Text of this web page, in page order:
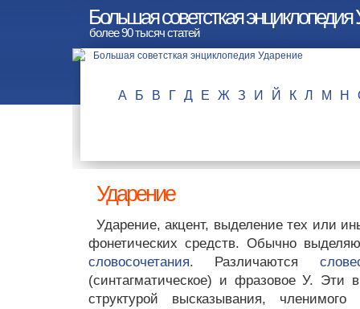
Большая советсткая энциклопедия
более 90 тысяч статей
А Б В Г Д Е Ж З И Й К Л М Н
Ударение
Ударение, акцент, выделение тех или
фонетических средств. Обычно
словосочетания. Различаются
(синтагматическое) и фразовое У. Эти
структурой высказывания,